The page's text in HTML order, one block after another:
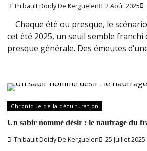
Thibault Doidy De Kerguelen 2 Août 2025
Chaque été ou presque, le
cet été 2025, un seuil semble franchi
presque générale. Des émeutes
Chronique de la déculturation
Un sabir nommé désir : le naufrage du
Thibault Doidy De Kerguelen 25 Juillet 2025